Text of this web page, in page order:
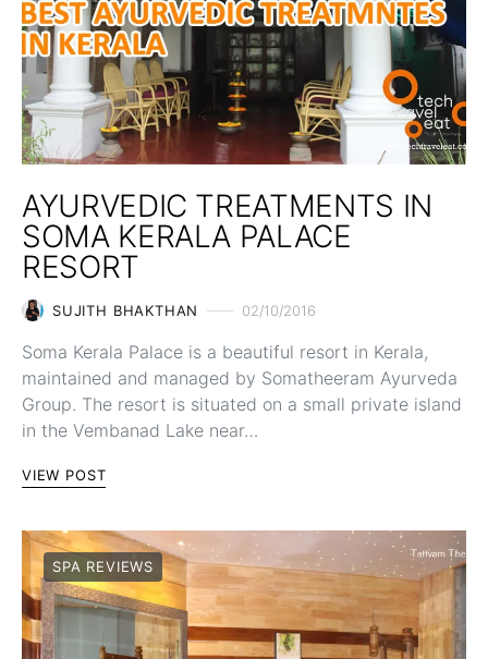
AYURVEDIC TREATMENTS IN
SOMA KERALA PALACE
RESORT
SUJITH BHAKTHAN 02/10/2016
Soma Kerala Palace is a beautiful resort in Kerala,
maintained and managed by Somatheeram Ayurveda
Group. The resort is situated on a small private island
in the Vembanad Lake near…
VIEW POST
SPA REVIEWS